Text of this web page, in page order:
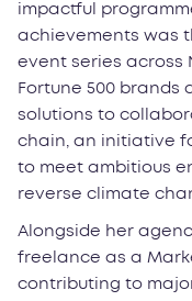
impactful
achievements was
event series across
Fortune 500
solutions to
chain, an initiative
to meet ambitious
reverse climate
Alongside her
freelance as a
contributing to